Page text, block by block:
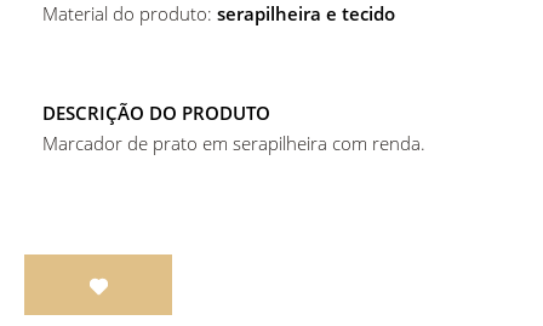
Material do produto: serapilheira e tecido
DESCRIÇÃO DO PRODUTO
Marcador de prato em serapilheira com renda.